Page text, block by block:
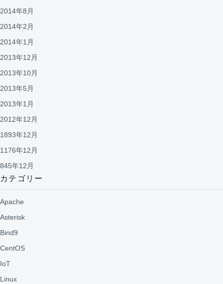
2014年8月
2014年2月
2014年1月
2013年12月
2013年10月
2013年5月
2013年1月
2012年12月
1893年12月
1176年12月
845年12月
カテゴリー
Apache
Asterisk
Bind9
CentOS
IoT
Linux